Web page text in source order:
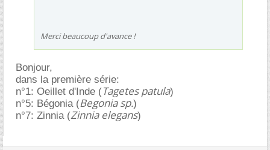
Merci beaucoup d'avance !
Bonjour,
dans la première série:
n°1: Oeillet d'Inde (Tagetes patula)
n°5: Bégonia (Begonia sp.)
n°7: Zinnia (Zinnia elegans)